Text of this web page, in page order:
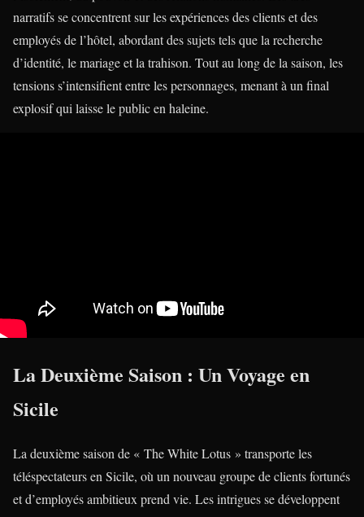
narratifs se concentrent sur les expériences des clients et des
employés de l’hôtel, abordant des sujets tels que la recherche
d’identité, le mariage et la trahison. Tout au long de la saison, les
tensions s’intensifient entre les personnages, menant à un final
explosif qui laisse le public en haleine.
La Deuxième Saison : Un Voyage en
Sicile
La deuxième saison de « The White Lotus » transporte les
téléspectateurs en Sicile, où un nouveau groupe de clients fortunés
et d’employés ambitieux prend vie. Les intrigues se développent